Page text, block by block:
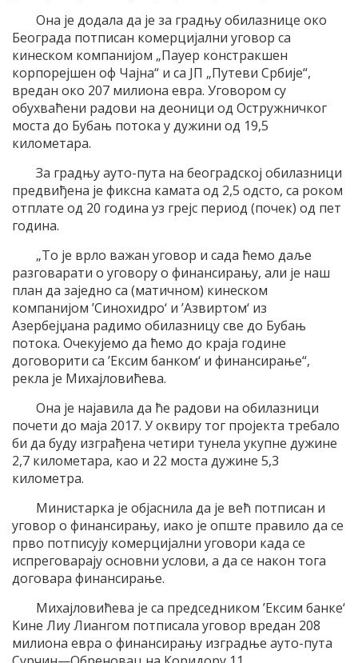
Она је додала да је за градњу обилазнице око
Београда потписан комерцијални уговор са
кинеском компанијом „Пауер констракшен
корпорејшен оф Чајна“ и са ЈП „Путеви Србије“,
вредан око 207 милиона евра. Уговором су
обухваћени радови на деоници од Остружничког
моста до Бубањ потока у дужини од 19,5
километара.
За градњу ауто-пута на београдској обилазници
предвиђена је фиксна камата од 2,5 одсто, са роком
отплате од 20 година уз грејс период (почек) од пет
година.
„То је врло важан уговор и сада ћемо даље
разговарати о уговору о финансирању, али је наш
план да заједно са (матичном) кинеском
компанијом ’Синохидро‘ и ’Азвиртом‘ из
Азербејџана радимо обилазницу све до Бубањ
потока. Очекујемо да ћемо до краја године
договорити са ’Ексим банком‘ и финансирање“,
рекла је Михајловићева.
Она је најавила да ће радови на обилазници
почети до маја 2017. У оквиру тог пројекта требало
би да буду изграђена четири тунела укупне дужине
2,7 километара, као и 22 моста дужине 5,3
километра.
Министарка је објаснила да је већ потписан и
уговор о финансирању, иако је опште правило да се
прво потписују комерцијални уговори када се
испреговарају основни услови, а да се након тога
договара финансирање.
Михајловићева је са председником ’Ексим банке‘
Кине Лиу Лиангом потписала уговор вредан 208
милиона евра о финансирању изградње ауто-пута